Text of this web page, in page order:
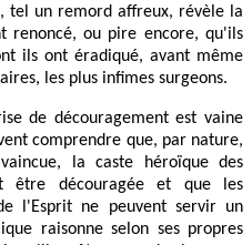
tel un remord affreux, révèle la
renoncé, ou pire encore, qu'ils
ils ont éradiqué, avant même
les plus infimes surgeons.
de découragement est vaine
comprendre que, par nature,
la caste héroïque des
être découragée et que les
l'Esprit ne peuvent servir un
raisonne selon ses propres